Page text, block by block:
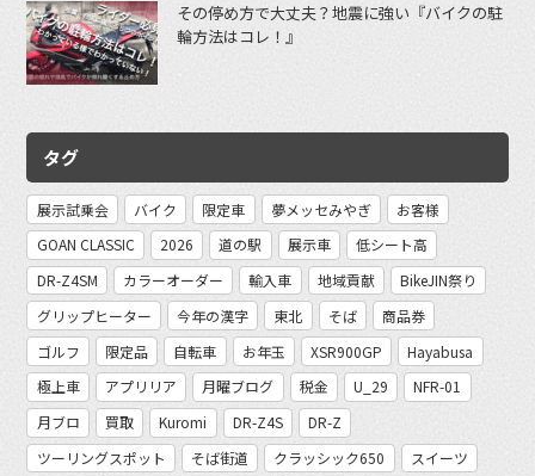
その停め方で大丈夫？地震に強い『バイクの駐
輪方法はコレ！』
タグ
展示試乗会 バイク 限定車 夢メッセみやぎ
お客様
GOAN CLASSIC
2026 道の駅 展示車
低シート高
DR-Z4SM
カラーオーダー 輸入車 地域貢献
BikeJIN祭り
グリップヒーター
今年の漢字 東北 そば
商品券
ゴルフ
限定品 自転車 お年玉 XSR900GP
Hayabusa
極上車
アプリリア 月曜ブログ 税金 U_29
NFR-01
月ブロ
買取 Kuromi DR-Z4S
DR-Z
ツーリングスポット
そば街道 クラッシック650
スイーツ